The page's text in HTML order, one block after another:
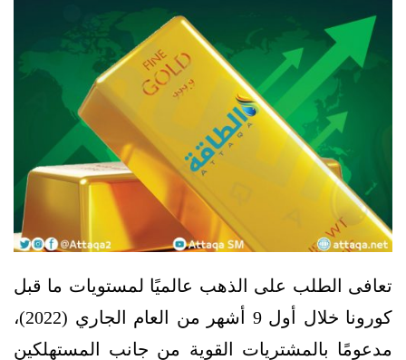
تعافى الطلب على الذهب عالميًا لمستويات ما قبل
كورونا خلال أول 9 أشهر من العام الجاري (2022)،
مدعومًا بالمشتريات القوية من جانب المستهلكين